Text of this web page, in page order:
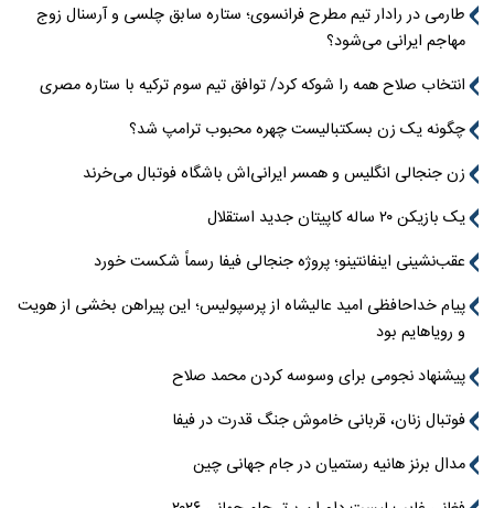
طارمی در رادار تیم مطرح فرانسوی؛ ستاره سابق چلسی و آرسنال زوج
مهاجم ایرانی می‌شود؟
انتخاب صلاح همه را شوکه کرد/ توافق تیم سوم ترکیه با ستاره مصری
چگونه یک زن بسکتبالیست چهره محبوب ترامپ شد؟
زن جنجالی انگلیس و همسر ایرانی‌اش باشگاه فوتبال می‌خرند
یک بازیکن ۲۰ ساله کاپیتان جدید استقلال
عقب‌نشینی اینفانتینو؛ پروژه جنجالی فیفا رسماً شکست خورد
پیام خداحافظی امید عالیشاه از پرسپولیس؛ این پیراهن بخشی از هویت
و رویاهایم بود
پیشنهاد نجومی برای وسوسه کردن محمد صلاح
فوتبال زنان، قربانی خاموش جنگ قدرت در فیفا
مدال برنز هانیه رستمیان در جام جهانی چین